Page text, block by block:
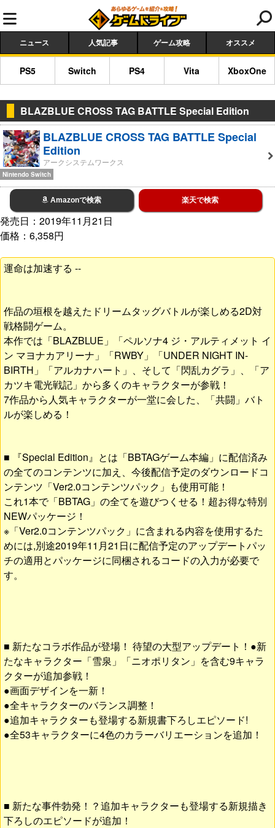
ニュース 人気記事 ゲーム攻略 オススメ
PS5 Switch PS4 Vita XboxOne
BLAZBLUE CROSS TAG BATTLE Special Edition
BLAZBLUE CROSS TAG BATTLE Special
Edition
アークシステムワークス
Nintendo Switch
Amazonで検索 楽天で検索
発売日：2019年11月21日
価格：6,358円
運命は加速する --
作品の垣根を越えたドリームタッグバトルが楽しめる2D対
戦格闘ゲーム。
本作では「BLAZBLUE」「ペルソナ4 ジ・アルティメット イ
ン マヨナカアリーナ」「RWBY」「UNDER NIGHT IN-
BIRTH」「アルカナハート」、そして「閃乱カグラ」、「ア
カツキ電光戦記」から多くのキャラクターが参戦！
7作品から人気キャラクターが一堂に会した、「共闘」バト
ルが楽しめる！
■ 『Special Edition』とは「BBTAGゲーム本編」に配信済み
の全てのコンテンツに加え、今後配信予定のダウンロードコ
ンテンツ「Ver2.0コンテンツパック」も使用可能！
これ1本で「BBTAG」の全てを遊びつくせる！超お得な特別
NEWパッケージ！
※「Ver2.0コンテンツパック」に含まれる内容を使用するた
めには,別途2019年11月21日に配信予定のアップデートパッ
チの適用とパッケージに同梱されるコードの入力が必要で
す。
■ 新たなコラボ作品が登場！ 待望の大型アップデート！●新
たなキャラクター「雪泉」「ニオポリタン」を含む9キャラ
クターが追加参戦！
●画面デザインを一新！
●全キャラクターのバランス調整！
●追加キャラクターも登場する新規書下ろしエピソード!
●全53キャラクターに4色のカラーバリエーションを追加！
■ 新たな事件勃発！？追加キャラクターも登場する新規描き
下ろしのエピソードが追加！